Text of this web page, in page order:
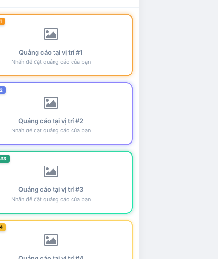
Quảng cáo tại vị trí #1
Nhấn để đặt quảng cáo của bạn
Quảng cáo tại vị trí #2
Nhấn để đặt quảng cáo của bạn
Quảng cáo tại vị trí #3
Nhấn để đặt quảng cáo của bạn